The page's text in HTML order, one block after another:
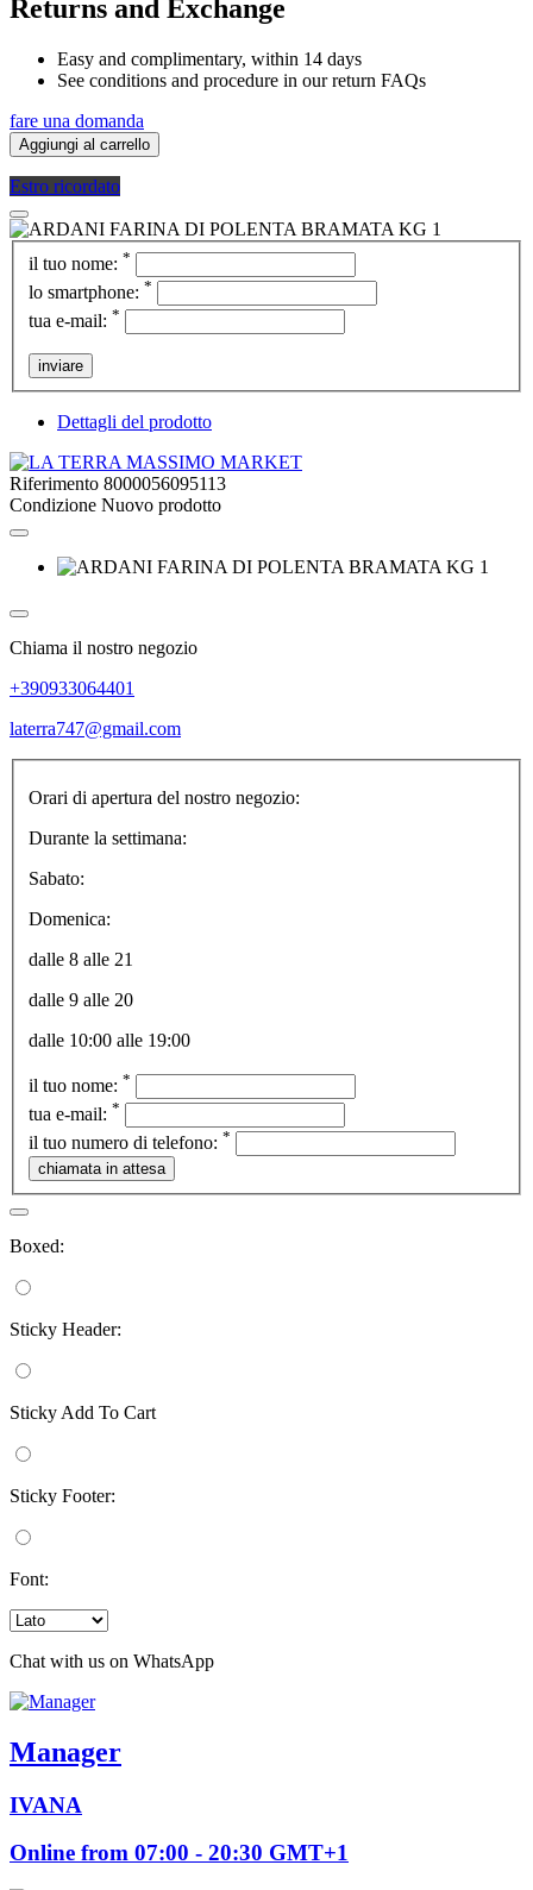
Returns and Exchange
Easy and complimentary, within 14 days
See conditions and procedure in our return FAQs
fare una domanda
Aggiungi al carrello
Estro ricordato
il tuo nome: *
lo smartphone: *
tua e-mail: *
inviare
Dettagli del prodotto
Riferimento 8000056095113
Condizione Nuovo prodotto
Chiama il nostro negozio
+390933064401
laterra747@gmail.com
Orari di apertura del nostro negozio:
Durante la settimana:
Sabato:
Domenica:
dalle 8 alle 21
dalle 9 alle 20
dalle 10:00 alle 19:00
il tuo nome: *
tua e-mail: *
il tuo numero di telefono: *
Boxed:
Sticky Header:
Sticky Add To Cart
Sticky Footer:
Font:
Chat with us on WhatsApp
Manager
IVANA
Online from 07:00 - 20:30 GMT+1